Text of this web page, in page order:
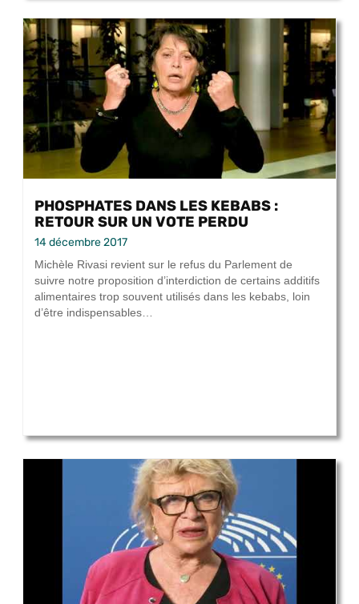
PHOSPHATES DANS LES KEBABS :
RETOUR SUR UN VOTE PERDU
14 décembre 2017
Michèle Rivasi revient sur le refus du Parlement de
suivre notre proposition d’interdiction de certains additifs
alimentaires trop souvent utilisés dans les kebabs, loin
d’être indispensables…